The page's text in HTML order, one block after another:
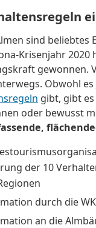
sind beliebtes
Krisenjahr
gewonnen.
Obwohl es
gibt, gibt
oder bewusst
der 10
durch die
an die